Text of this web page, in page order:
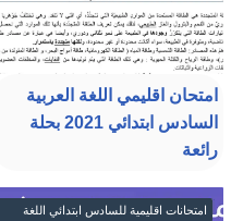
امتحان اقليمي اللغة العربية
السادس ابتدائي 2021 بحلة
رائعة
امتحانات اقليمية للسادس ابتدائي اللغة